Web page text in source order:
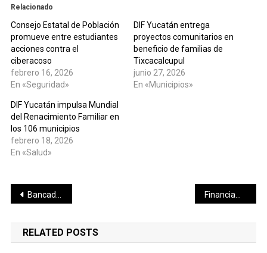
Relacionado
Consejo Estatal de Población
promueve entre estudiantes
acciones contra el
ciberacoso
febrero 16, 2026
En «Seguridad»
DIF Yucatán entrega
proyectos comunitarios en
beneficio de familias de
Tixcacalcupul
junio 27, 2026
En «Municipios»
DIF Yucatán impulsa Mundial
del Renacimiento Familiar en
los 106 municipios
febrero 18, 2026
En «Salud»
Navegación
de
entradas
Bancada del Pueblo defiende a pobladores de Chichimilá: «¡Ustedes son orgullosamente yucatecos y nadie les van a robar su identidad!» Financiamiento climático y desarrollo sustentable toman fuerza en Yucatán
RELATED POSTS